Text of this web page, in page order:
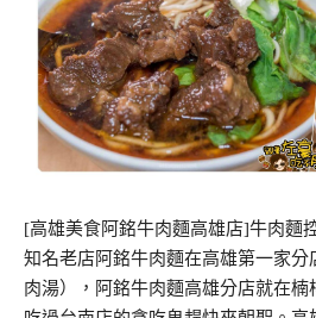
[高雄美食阿銘牛肉麵高雄店]牛肉麵
知名老店阿銘牛肉麵在高雄第一家
肉湯），阿銘牛肉麵高雄分店就在